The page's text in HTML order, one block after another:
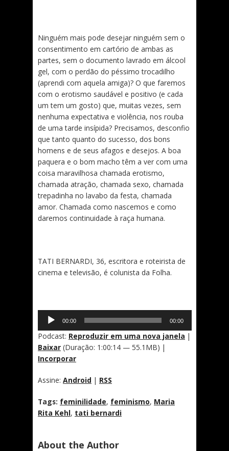
Ninguém mais pode desejar ninguém sem o
consentimento em cartório de ambas as
partes, sem o documento lavrado em álcool
gel, com o perdão do péssimo trocadilho
(aprendi com aquela amiga)? O que faremos
com o erotismo saudável e positivo (e cada
um tem um gosto) que, muitas vezes, sem
nenhuma expectativa e violência, nos rouba
de uma tarde insípida? Precisamos, desconfio
que tanto quanto do sucesso, dos bons
homens e de seus afagos e desejos. A boa
paquera e o bom macho têm a ver com uma
coisa maravilhosa chamada erotismo,
chamada atração, chamada sexo, chamada
trepadinha no lavabo da festa, chamada
amor. Chamada como nascemos e como
daremos continuidade à raça humana.
TATI BERNARDI, 36, escritora e roteirista de
cinema e televisão, é colunista da Folha.
Tocador
áudio
00:00 00:00
Podcast: Reproduzir em uma nova janela |
Baixar (Duração: 1:00:14 — 55.1MB) |
Incorporar
Assine: Android | RSS
Tags: feminilidade, feminismo, Maria
Rita Kehl, tati bernardi
About the Author